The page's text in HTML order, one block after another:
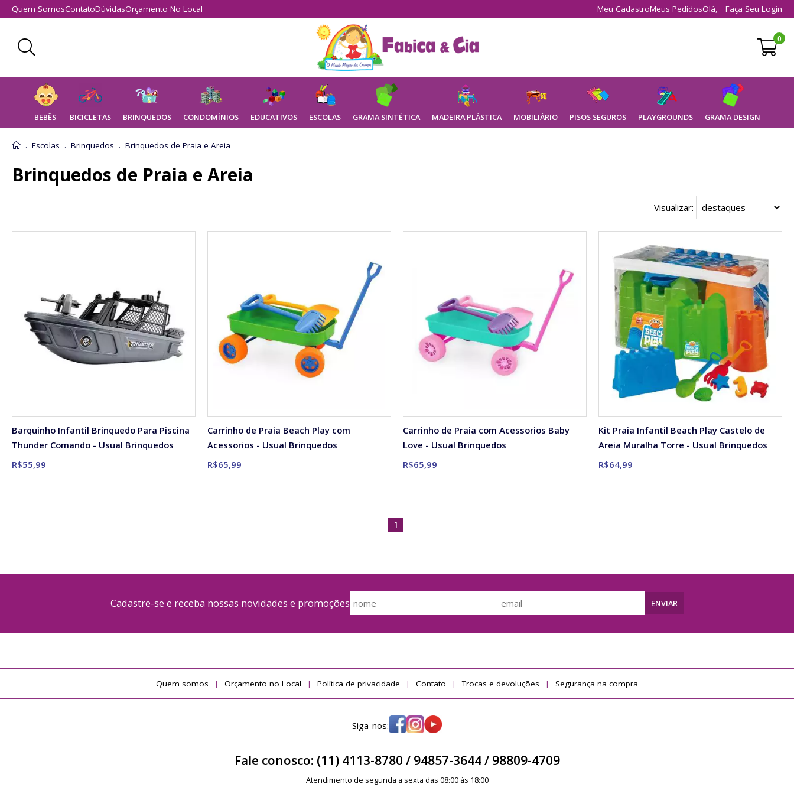
Quem SomosContatoDúvidasOrçamento No Local Meu CadastroMeus PedidosOlá, Faça Seu Login
BEBÊS BICICLETAS BRINQUEDOS CONDOMÍNIOS EDUCATIVOS ESCOLAS GRAMA SINTÉTICA MADEIRA PLÁSTICA MOBILIÁRIO PISOS SEGUROS PLAYGROUNDS GRAMA DESIGN
0
Escolas Brinquedos Brinquedos de Praia e Areia
Brinquedos de Praia e Areia
Visualizar:
Barquinho Infantil Brinquedo Para Piscina
Thunder Comando - Usual Brinquedos
R$55,99
Carrinho de Praia Beach Play com
Acessorios - Usual Brinquedos
R$65,99
Carrinho de Praia com Acessorios Baby
Love - Usual Brinquedos
R$65,99
Kit Praia Infantil Beach Play Castelo de
Areia Muralha Torre - Usual Brinquedos
R$64,99
1
Cadastre-se e receba nossas novidades e promoções ENVIAR
Quem somos Orçamento no Local Política de privacidade Contato Trocas e devoluções Segurança na compra
Siga-nos:
Fale conosco: (11) 4113-8780 / 94857-3644 / 98809-4709
Atendimento de segunda a sexta das 08:00 às 18:00